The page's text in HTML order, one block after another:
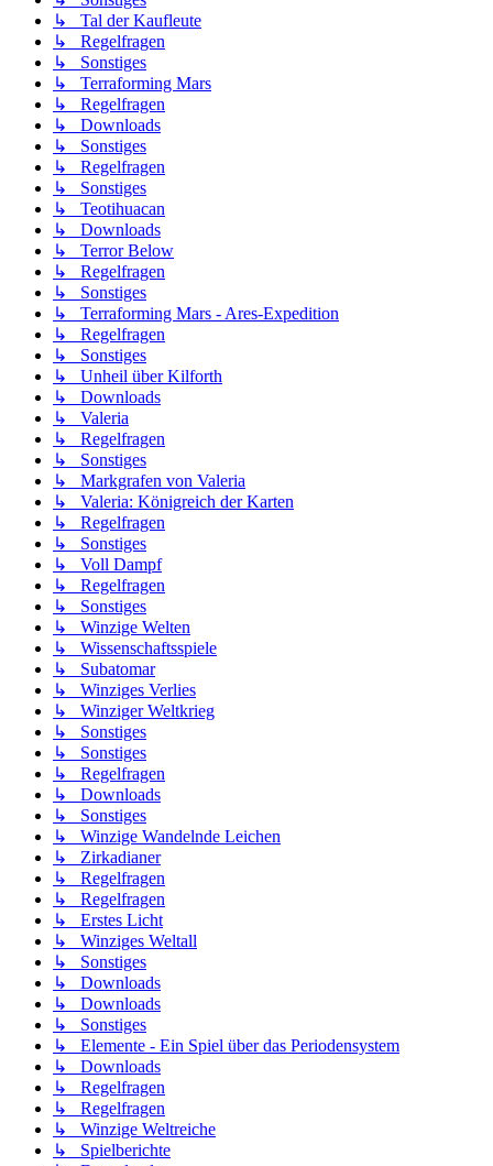
↳ Tal der Kaufleute
↳ Regelfragen
↳ Sonstiges
↳ Terraforming Mars
↳ Regelfragen
↳ Downloads
↳ Sonstiges
↳ Regelfragen
↳ Sonstiges
↳ Teotihuacan
↳ Downloads
↳ Terror Below
↳ Regelfragen
↳ Sonstiges
↳ Terraforming Mars - Ares-Expedition
↳ Regelfragen
↳ Sonstiges
↳ Unheil über Kilforth
↳ Downloads
↳ Valeria
↳ Regelfragen
↳ Sonstiges
↳ Markgrafen von Valeria
↳ Valeria: Königreich der Karten
↳ Regelfragen
↳ Sonstiges
↳ Voll Dampf
↳ Regelfragen
↳ Sonstiges
↳ Winzige Welten
↳ Wissenschaftsspiele
↳ Subatomar
↳ Winziges Verlies
↳ Winziger Weltkrieg
↳ Sonstiges
↳ Sonstiges
↳ Regelfragen
↳ Downloads
↳ Sonstiges
↳ Winzige Wandelnde Leichen
↳ Zirkadianer
↳ Regelfragen
↳ Regelfragen
↳ Erstes Licht
↳ Winziges Weltall
↳ Sonstiges
↳ Downloads
↳ Downloads
↳ Sonstiges
↳ Elemente - Ein Spiel über das Periodensystem
↳ Downloads
↳ Regelfragen
↳ Regelfragen
↳ Winzige Weltreiche
↳ Spielberichte